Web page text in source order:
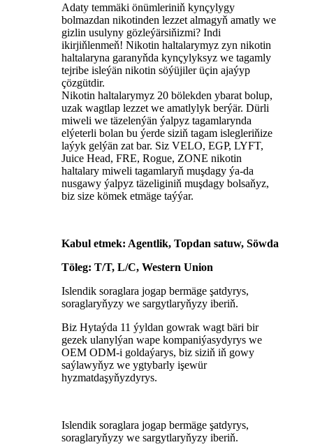
Adaty temmäki önümleriniň kynçylygy
bolmazdan nikotinden lezzet almagyň amatly we
gizlin usulyny gözleýärsiňizmi? Indi
ikirjiňlenmeň! Nikotin haltalarymyz zyn nikotin
haltalaryna garanyňda kynçylyksyz we tagamly
tejribe isleýän nikotin söýüjiler üçin ajaýyp
çözgütdir.
Nikotin haltalarymyz 20 bölekden ybarat bolup,
uzak wagtlap lezzet we amatlylyk berýär. Dürli
miweli we täzelenýän ýalpyz tagamlarynda
elýeterli bolan bu ýerde siziň tagam islegleriňize
laýyk gelýän zat bar. Siz VELO, EGP, LYFT,
Juice Head, FRE, Rogue, ZONE nikotin
haltalary miweli tagamlaryň muşdagy ýa-da
nusgawy ýalpyz täzeliginiň muşdagy bolsaňyz,
biz size kömek etmäge taýýar.
Kabul etmek: Agentlik, Topdan satuw, Söwda
Töleg: T/T, L/C, Western Union
Islendik soraglara jogap bermäge şatdyrys,
soraglaryňyzy we sargytlaryňyzy iberiň.
Biz Hytaýda 11 ýyldan gowrak wagt bäri bir
gezek ulanylýan wape kompaniýasydyrys we
OEM ODM-i goldaýarys, biz siziň iň gowy
saýlawyňyz we ygtybarly işewür
hyzmatdaşyňyzdyrys.
Islendik soraglara jogap bermäge şatdyrys,
soraglaryňyzy we sargytlaryňyzy iberiň.